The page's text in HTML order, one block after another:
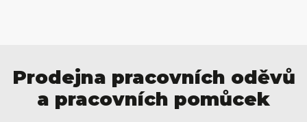
Prodejna pracovních oděvů
a pracovních pomůcek